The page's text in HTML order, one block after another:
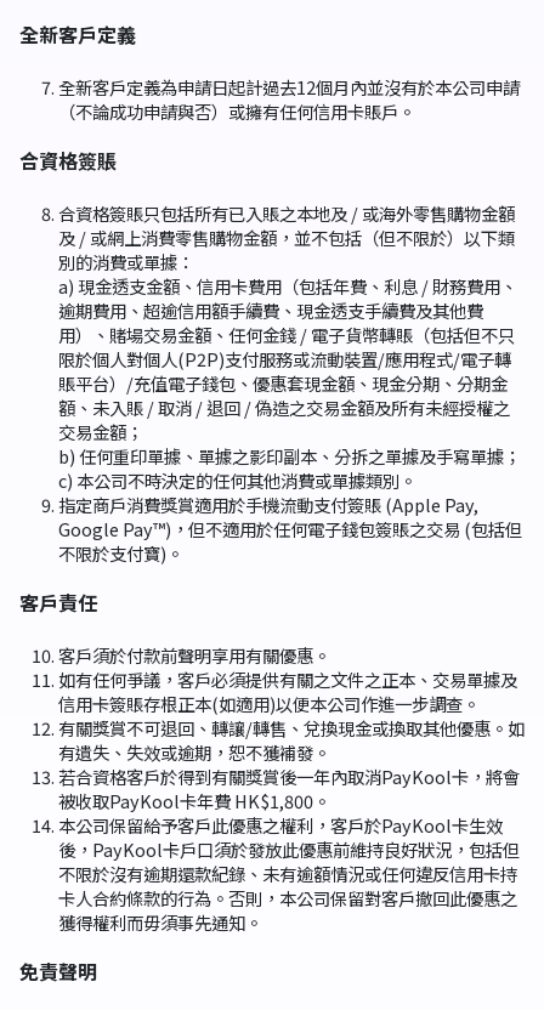
全新客戶定義
全新客戶定義為申請日起計過去12個月內並沒有於本公司申請
（不論成功申請與否）或擁有任何信用卡賬戶。
合資格簽賬
合資格簽賬只包括所有已入賬之本地及 / 或海外零售購物金額
及 / 或網上消費零售購物金額，並不包括（但不限於）以下類
別的消費或單據：
a) 現金透支金額、信用卡費用（包括年費、利息 / 財務費用、
逾期費用、超逾信用額手續費、現金透支手續費及其他費
用）、賭場交易金額、任何金錢 / 電子貨幣轉賬（包括但不只
限於個人對個人(P2P)支付服務或流動裝置/應用程式/電子轉
賬平台）/充值電子錢包、優惠套現金額、現金分期、分期金
額、未入賬 / 取消 / 退回 / 偽造之交易金額及所有未經授權之
交易金額；
b) 任何重印單據、單據之影印副本、分拆之單據及手寫單據；
c) 本公司不時決定的任何其他消費或單據類別。
指定商戶消費獎賞適用於手機流動支付簽賬 (Apple Pay,
Google Pay™)，但不適用於任何電子錢包簽賬之交易 (包括但
不限於支付寶)。
客戶責任
客戶須於付款前聲明享用有關優惠。
如有任何爭議，客戶必須提供有關之文件之正本、交易單據及
信用卡簽賬存根正本(如適用)以便本公司作進一步調查。
有關獎賞不可退回、轉讓/轉售、兌換現金或換取其他優惠。如
有遺失、失效或逾期，恕不獲補發。
若合資格客戶於得到有關獎賞後一年內取消PayKool卡，將會
被收取PayKool卡年費 HK$1,800。
本公司保留給予客戶此優惠之權利，客戶於PayKool卡生效
後，PayKool卡戶口須於發放此優惠前維持良好狀況，包括但
不限於沒有逾期還款紀錄、未有逾額情況或任何違反信用卡持
卡人合約條款的行為。否則，本公司保留對客戶撤回此優惠之
獲得權利而毋須事先通知。
免責聲明